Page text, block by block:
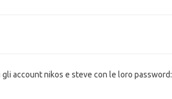
gli account nikos e steve con le loro password: